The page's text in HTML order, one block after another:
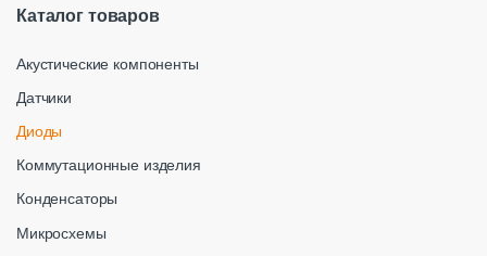
Каталог товаров
Акустические компоненты
Датчики
Диоды
Коммутационные изделия
Конденсаторы
Микросхемы